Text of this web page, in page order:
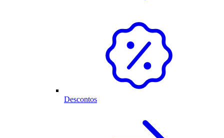
Descontos